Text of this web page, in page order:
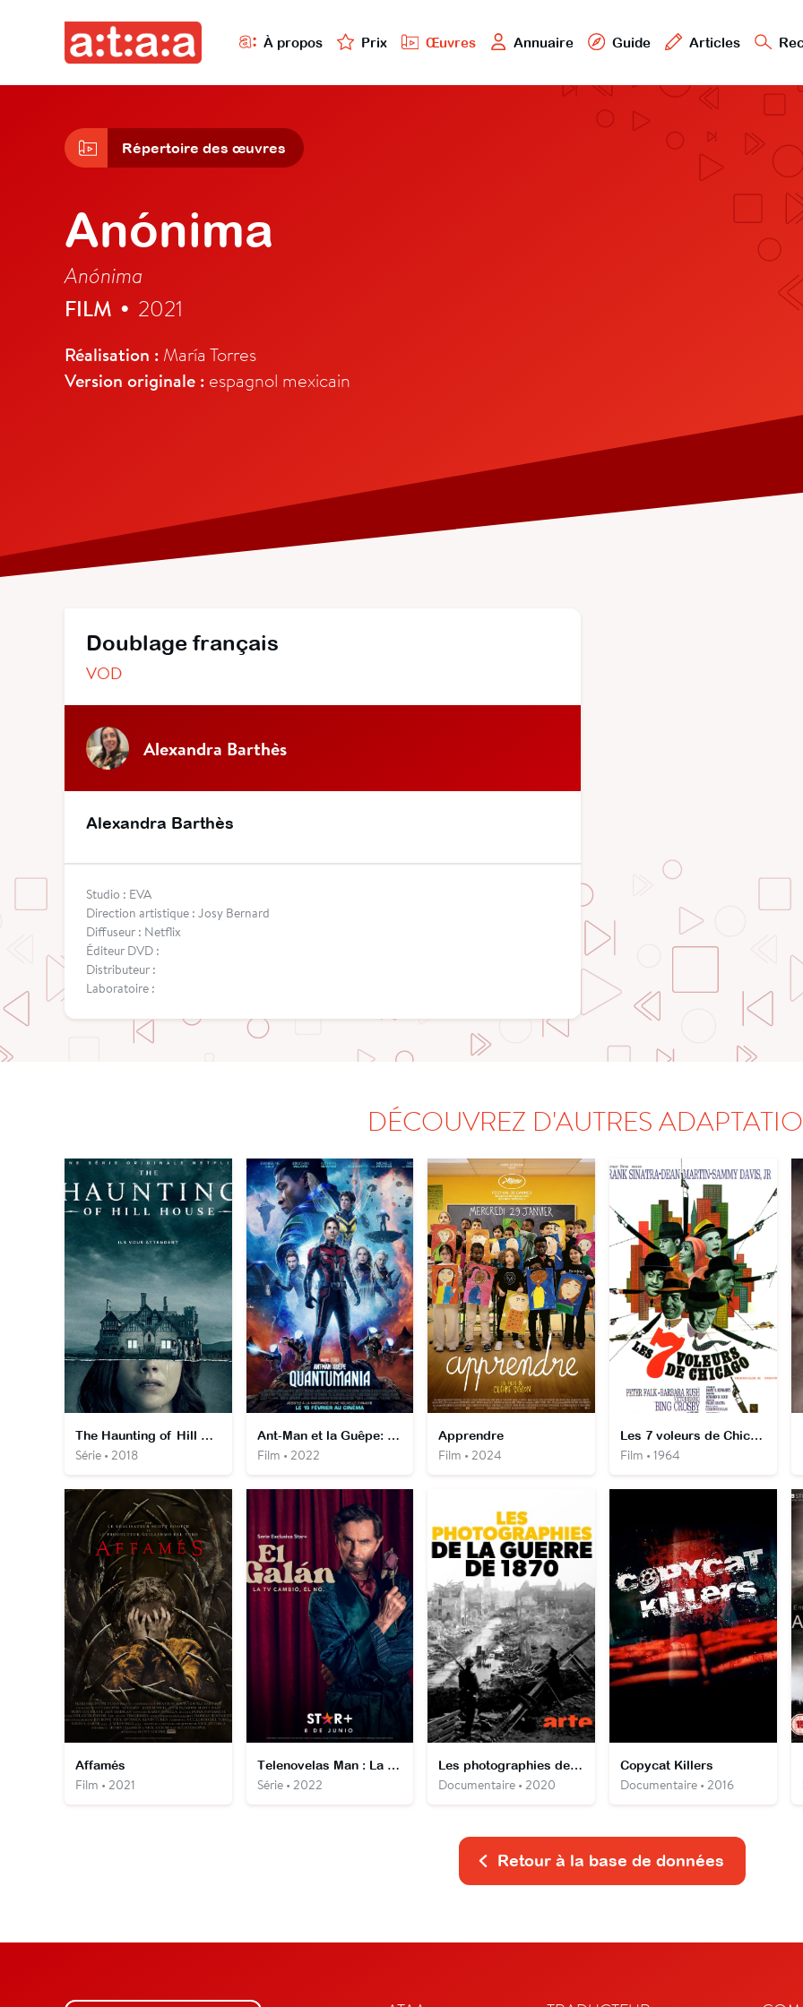
À propos Prix Œuvres Annuaire Guide Articles
Répertoire des œuvres
Anónima
Anónima
FILM • 2021
Réalisation : María Torres
Version originale : espagnol mexicain
Doublage français
VOD
Alexandra Barthès
Alexandra Barthès
Studio : EVA
Direction artistique : Josy Bernard
Diffuseur : Netflix
Éditeur DVD :
Distributeur :
Laboratoire :
DÉCOUVREZ D'AUTRES
The Haunting of Hill House
Série • 2018
Ant-Man et la Guêpe: Quantumania
Film • 2022
Apprendre
Film • 2024
Les 7 voleurs de Chicago
Film • 1964
Affamés
Film • 2021
Telenovelas Man : La télé a changé, lui non
Série • 2022
Les photographies de la guerre de 1870
Documentaire • 2020
Copycat Killers
Documentaire • 2016
Retour à la base de données